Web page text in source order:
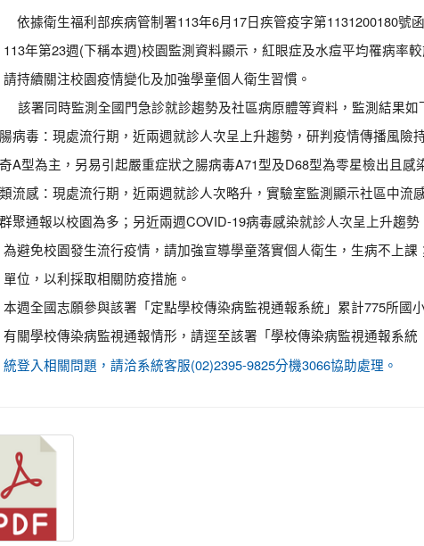
依據衛生福利部疾病管制署113年6月17日疾管疫字第1131200180號
113年第23週(下稱本週)校園監測資料顯示，紅眼症及水痘平均罹病率
請持續關注校園疫情變化及加強學童個人衛生習慣。
該署同時監測全國門急診就診趨勢及社區病原體等資料，監測結果如
腸病毒：現處流行期，近兩週就診人次呈上升趨勢，研判疫情傳播風險
奇A型為主，另易引起嚴重症狀之腸病毒A71型及D68型為零星檢出且感
類流感：現處流行期，近兩週就診人次略升，實驗室監測顯示社區中流
群聚通報以校園為多；另近兩週COVID-19病毒感染就診人次呈上升趨
為避免校園發生流行疫情，請加強宣導學童落實個人衛生，生病不上
單位，以利採取相關防疫措施。
本週全國志願參與該署「定點學校傳染病監視通報系統」累計775所國
有關學校傳染病監視通報情形，請逕至該署「學校傳染病監視通報系統
統登入相關問題，請洽系統客服(02)2395-9825分機3066協助處理。